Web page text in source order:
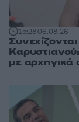
15:2806.08.26
με αρχηγικά